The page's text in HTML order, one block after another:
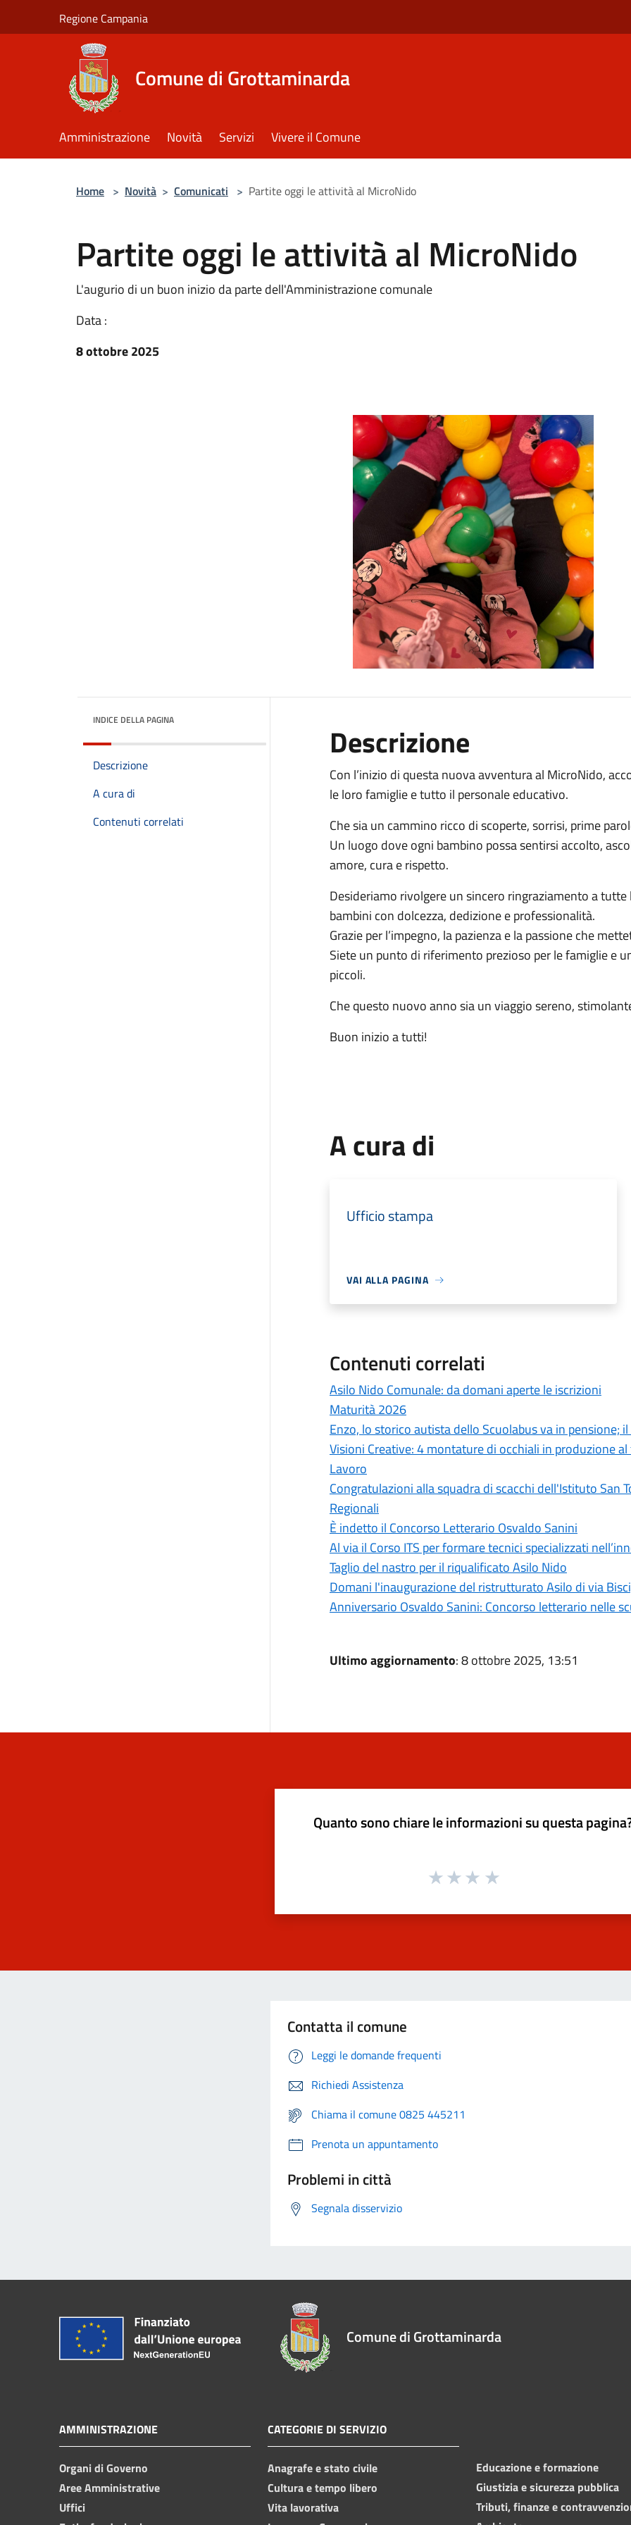
Regione Campania
Comune di Grottaminarda
Amministrazione Novità Servizi Vivere il Comune
Home > Novità > Comunicati > Partite oggi le attività al MicroNido
Partite oggi le attività al MicroNido
L'augurio di un buon inizio da parte dell'Amministrazione comunale
Data :
8 ottobre 2025
INDICE DELLA PAGINA
Descrizione
A cura di
Contenuti correlati
Descrizione
Con l’inizio di questa nuova avventura al MicroNido,
le loro famiglie e tutto il personale educativo.
Che sia un cammino ricco di scoperte, sorrisi, prime
Un luogo dove ogni bambino possa sentirsi accolto,
amore, cura e rispetto.
Desideriamo rivolgere un sincero ringraziamento a
bambini con dolcezza, dedizione e professionalità.
Grazie per l’impegno, la pazienza e la passione che
Siete un punto di riferimento prezioso per le famiglie e
piccoli.
Che questo nuovo anno sia un viaggio sereno,
Buon inizio a tutti!
A cura di
Ufficio stampa
VAI ALLA PAGINA
Contenuti correlati
Asilo Nido Comunale: da domani aperte le iscrizioni
Maturità 2026
Enzo, lo storico autista dello Scuolabus va in pensione;
Visioni Creative: 4 montature di occhiali in produzione
Lavoro
Congratulazioni alla squadra di scacchi dell'Istituto San
Regionali
È indetto il Concorso Letterario Osvaldo Sanini
Al via il Corso ITS per formare tecnici specializzati
Taglio del nastro per il riqualificato Asilo Nido
Domani l'inaugurazione del ristrutturato Asilo di via
Anniversario Osvaldo Sanini: Concorso letterario nelle
Ultimo aggiornamento: 8 ottobre 2025, 13:51
Quanto sono chiare le informazioni su questa
Contatta il comune
Leggi le domande frequenti
Richiedi Assistenza
Chiama il comune 0825 445211
Prenota un appuntamento
Problemi in città
Segnala disservizio
Comune di Grottaminarda
AMMINISTRAZIONE
Organi di Governo
Aree Amministrative
Uffici
CATEGORIE DI SERVIZIO
Anagrafe e stato civile
Cultura e tempo libero
Vita lavorativa
Educazione e formazione
Giustizia e sicurezza pubblica
Tributi, finanze e